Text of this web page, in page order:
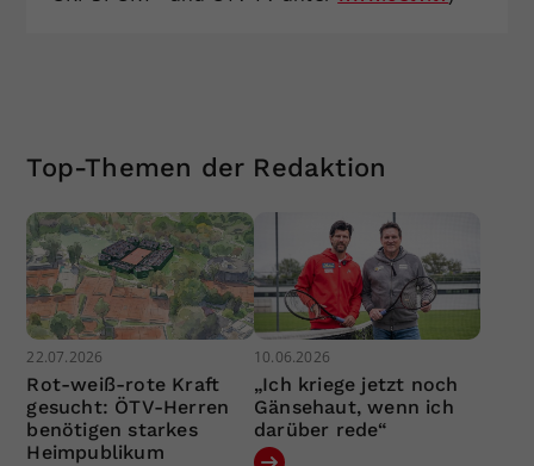
Top-Themen der Redaktion
22.07.2026
Rot-weiß-rote Kraft
gesucht: ÖTV-Herren
benötigen starkes
Heimpublikum
10.06.2026
„Ich kriege jetzt noch
Gänsehaut, wenn ich
darüber rede“